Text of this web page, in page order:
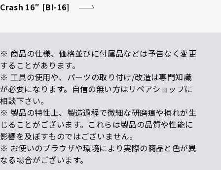
Crash 16″ [BI-16]
※ 商品の仕様、価格並びに付属品などは予告なく変更
することがあります。
※ 工具の使用や、パーツの取り付け/改造は専門知識
が必要になります。自信の無い方はリペアショップに
相談下さい。
※ 製品の特性上、製造過程で微細な研磨痕や擦れが生
じることがございます。これらは製品の品質や性能に
影響を及ぼすものではございません。
※ お使いのブラウザや環境により実際の商品と色が異
なる場合がございます。